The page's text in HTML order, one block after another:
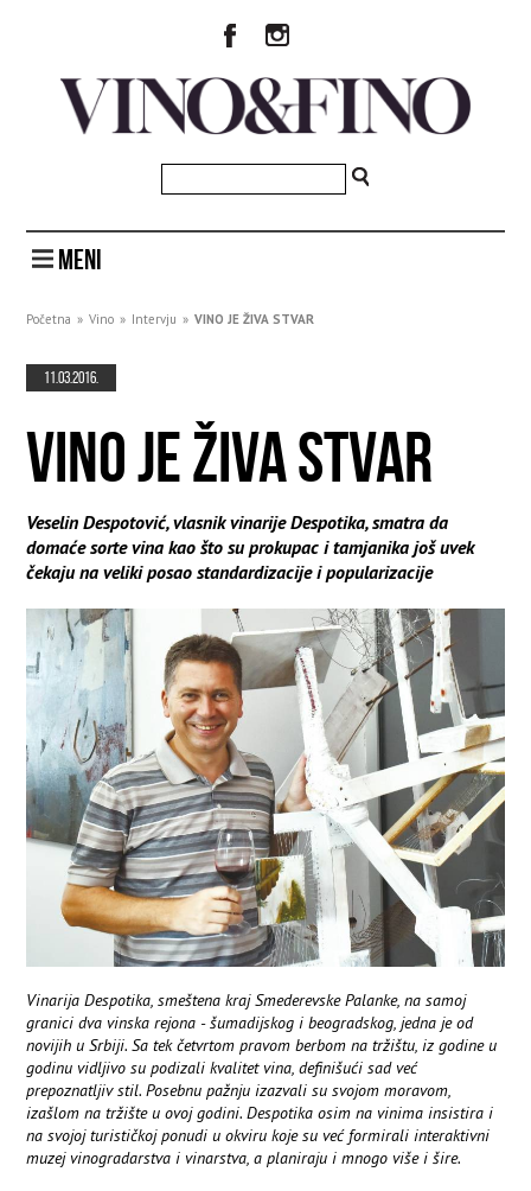
MENI
Početna » Vino » Intervju » VINO JE ŽIVA STVAR
11.03.2016.
VINO JE ŽIVA STVAR
Veselin Despotović, vlasnik vinarije Despotika, smatra da
domaće sorte vina kao što su prokupac i tamjanika još uvek
čekaju na veliki posao standardizacije i popularizacije
Vinarija Despotika, smeštena kraj Smederevske Palanke, na samoj
granici dva vinska rejona - šumadijskog i beogradskog, jedna je od
novijih u Srbiji. Sa tek četvrtom pravom berbom na tržištu, iz godine u
godinu vidljivo su podizali kvalitet vina, definišući sad već
prepoznatljiv stil. Posebnu pažnju izazvali su svojom moravom,
izašlom na tržište u ovoj godini. Despotika osim na vinima insistira i
na svojoj turističkoj ponudi u okviru koje su već formirali interaktivni
muzej vinogradarstva i vinarstva, a planiraju i mnogo više i šire.